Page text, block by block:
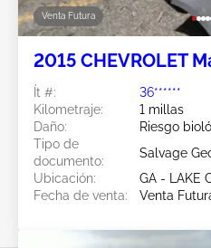
Venta Futura
2015 CHEVROLET
Ít #:
36******
Kilometraje:
1 millas
Daño:
Riesgo
Tipo de
documento:
Salvage
Ubicación:
GA - LAKE
Fecha de venta:
Venta